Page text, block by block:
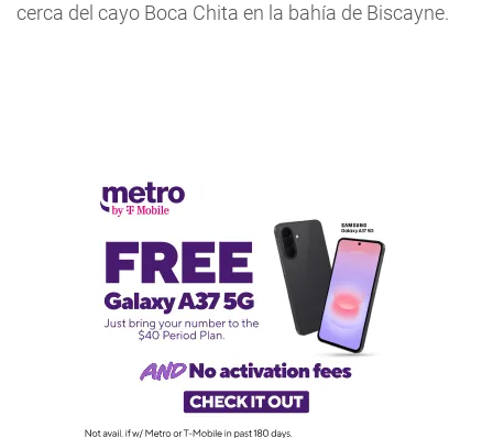
cerca del cayo Boca Chita en la bahía de Biscayne.